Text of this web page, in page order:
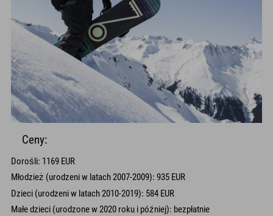
Ceny:
Dorośli: 1169 EUR
Młodzież (urodzeni w latach 2007-2009): 935 EUR
Dzieci (urodzeni w latach 2010-2019): 584 EUR
Małe dzieci (urodzone w 2020 roku i później): bezpłatnie